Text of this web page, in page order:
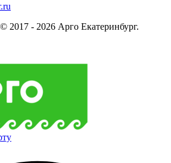
2017 - 2026 Арго Екатеринбург.